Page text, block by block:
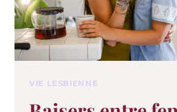
VIE LESBIENNE